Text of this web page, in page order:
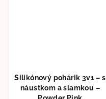
Silikónový pohárik 3v1 – s
náustkom a slamkou –